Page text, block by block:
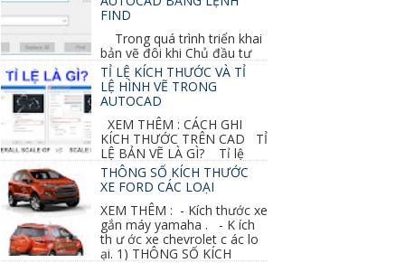
FIND
Trong quá trình triển khai
bản vẽ đôi khi Chủ đầu tư
thay đổi thiết kế hoặc do bản vẽ mình ghi chú
sai mục nào đó...
TỈ LỆ KÍCH THƯỚC VÀ TỈ
LỆ HÌNH VẼ TRONG
AUTOCAD
XEM THÊM : CÁCH GHI
KÍCH THƯỚC TRÊN CAD TỈ
LỆ BẢN VẼ LÀ GÌ? Tỉ lệ
của hình vẽ trong bản vẽ thiết kế kiến trúc...
THÔNG SỐ KÍCH THƯỚC
XE FORD CÁC LOẠI
XEM THÊM : - Kích thước xe
gắn máy yamaha . - K ích
th ư ớc xe chevrolet c ác lo
ại. 1) THÔNG SỐ KÍCH